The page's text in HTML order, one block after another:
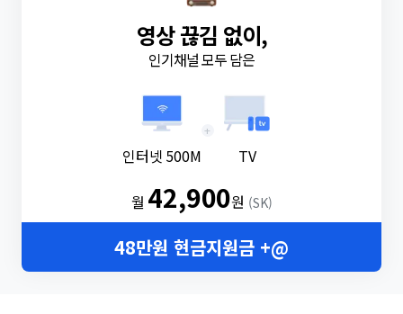
영상 끊김 없이,
인기채널 모두 담은
인터넷 500M
+
TV
월 42,900원 (SK)
48만원 현금지원금 +@